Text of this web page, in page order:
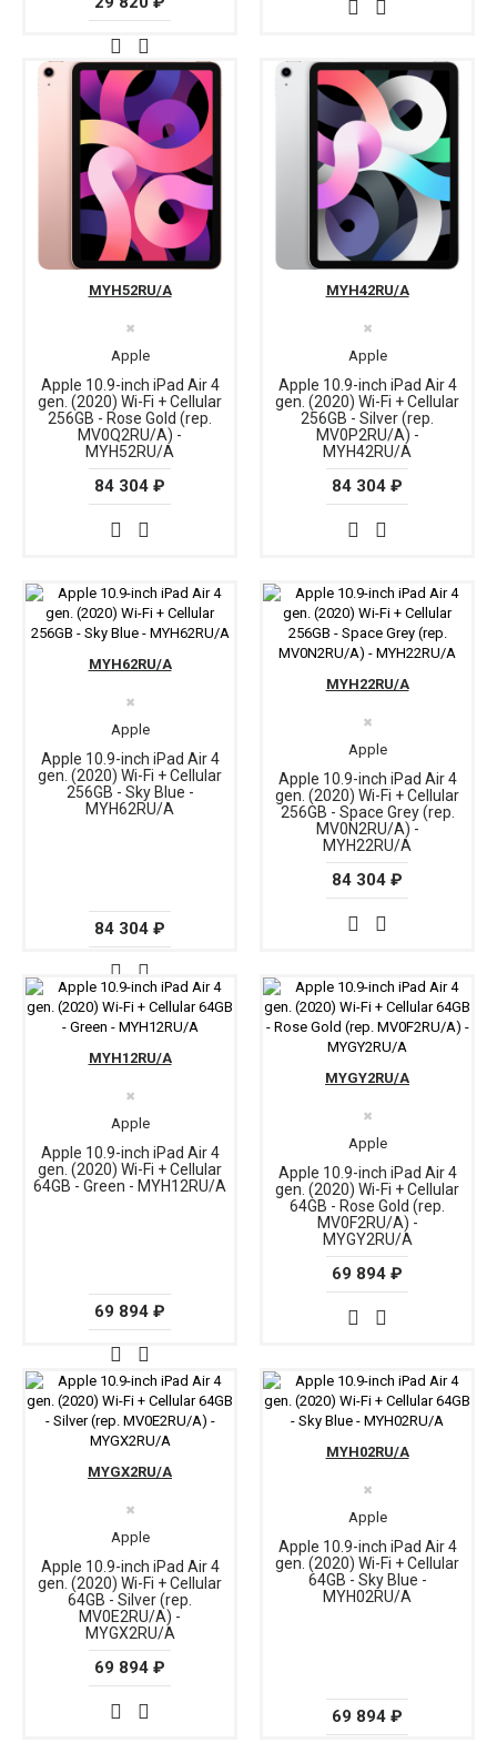
Apple 10.9-inch iPad Air 4
gen. (2020) Wi-Fi + Cellular
256GB - Rose Gold (rep.
MV0Q2RU/A) -
MYH52RU/A
Apple
✖
MYH52RU/A
84 304 ₽
Apple 10.9-inch iPad Air 4
gen. (2020) Wi-Fi + Cellular
256GB - Silver (rep.
MV0P2RU/A) -
MYH42RU/A
Apple
✖
MYH42RU/A
84 304 ₽
Apple 10.9-inch iPad Air 4
gen. (2020) Wi-Fi + Cellular
256GB - Sky Blue -
MYH62RU/A
Apple
✖
MYH62RU/A
84 304 ₽
Apple 10.9-inch iPad Air 4
gen. (2020) Wi-Fi + Cellular
256GB - Space Grey (rep.
MV0N2RU/A) -
MYH22RU/A
Apple
✖
MYH22RU/A
84 304 ₽
Apple 10.9-inch iPad Air 4
gen. (2020) Wi-Fi + Cellular
64GB - Green - MYH12RU/A
Apple
✖
MYH12RU/A
69 894 ₽
Apple 10.9-inch iPad Air 4
gen. (2020) Wi-Fi + Cellular
64GB - Rose Gold (rep.
MV0F2RU/A) -
MYGY2RU/A
Apple
✖
MYGY2RU/A
69 894 ₽
Apple 10.9-inch iPad Air 4
gen. (2020) Wi-Fi + Cellular
64GB - Silver (rep.
MV0E2RU/A) -
MYGX2RU/A
Apple
✖
MYGX2RU/A
69 894 ₽
Apple 10.9-inch iPad Air 4
gen. (2020) Wi-Fi + Cellular
64GB - Sky Blue -
MYH02RU/A
Apple
✖
MYH02RU/A
69 894 ₽